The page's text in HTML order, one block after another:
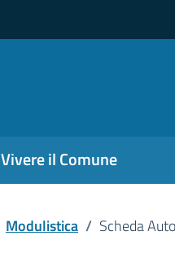
Vivere il Comune
Modulistica / Scheda